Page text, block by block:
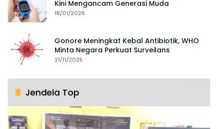
Kini Mengancam Generasi Muda
18/01/2026
Gonore Meningkat Kebal Antibiotik, WHO
Minta Negara Perkuat Surveilans
21/11/2025
Jendela Top